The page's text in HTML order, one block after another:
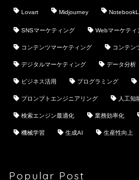
Lovart Midjourney
SNSマーケティング Webマーケティ
コンテンツマーケティング コンテン
デジタルマーケティング データ分析
ビジネス活用 プログラミング
プロンプトエンジニアリング 人工知
検索エンジン最適化 業務効率化
機械学習 生成AI 生産性向上
Popular Post